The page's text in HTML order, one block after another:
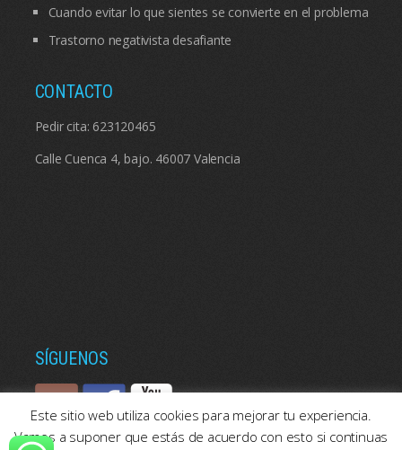
Cuando evitar lo que sientes se convierte en el problema
Trastorno negativista desafiante
CONTACTO
Pedir cita: 623120465
Calle Cuenca 4, bajo. 46007 Valencia
SÍGUENOS
Este sitio web utiliza cookies para mejorar tu experiencia.
Vamos a suponer que estás de acuerdo con esto si continuas